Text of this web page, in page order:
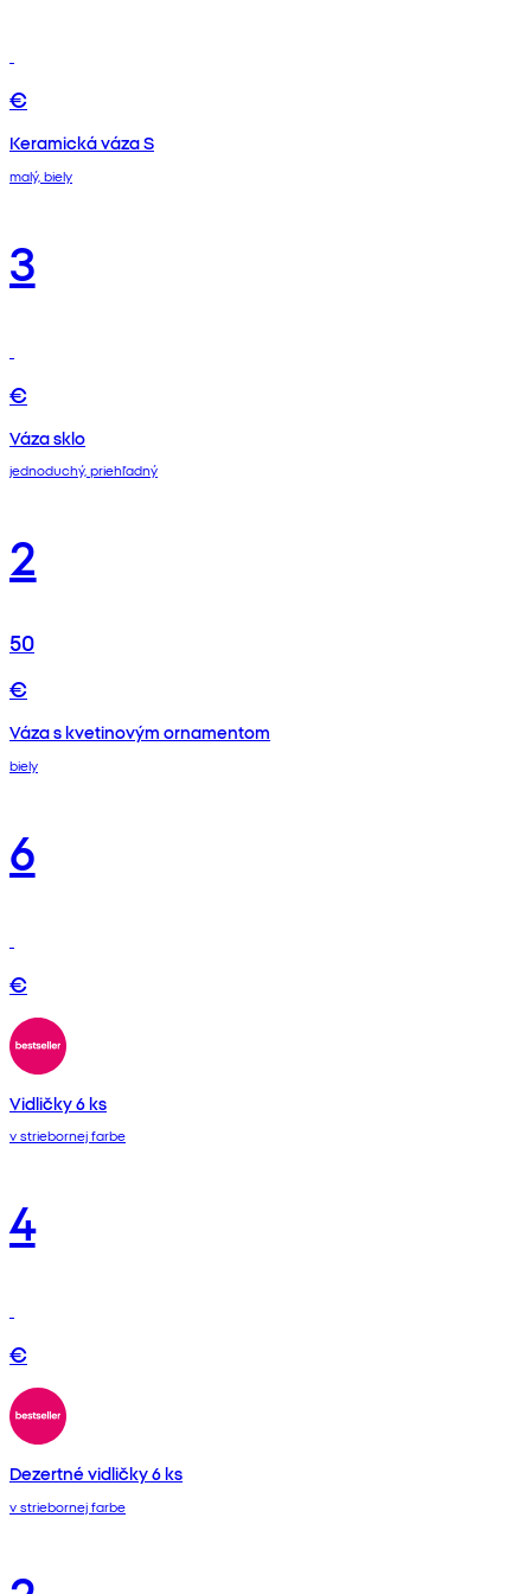
€
Keramická váza S
malý, biely
3
€
Váza sklo
jednoduchý, priehľadný
2
50
€
Váza s kvetinovým ornamentom
biely
6
€
Vidličky 6 ks
v striebornej farbe
4
€
Dezertné vidličky 6 ks
v striebornej farbe